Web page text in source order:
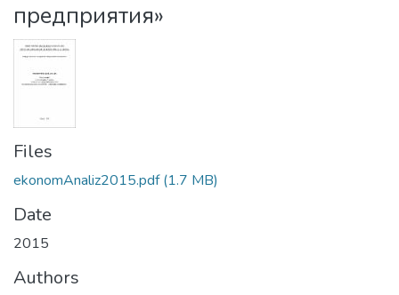
предприятия»
Files
ekonomAnaliz2015.pdf(1.7 MB)
Date
2015
Authors